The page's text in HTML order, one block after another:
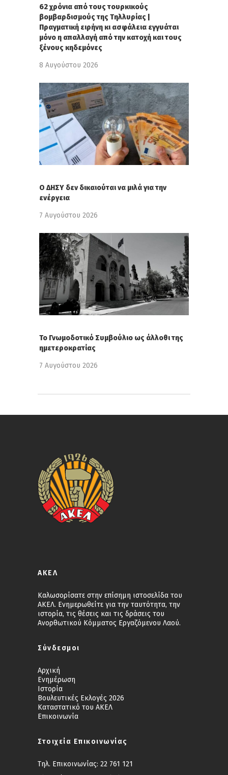
62 χρόνια από τους τουρκικούς
βομβαρδισμούς της Τηλλυρίας |
Πραγματική ειρήνη κι ασφάλεια εγγυάται
μόνο η απαλλαγή από την κατοχή και τους
ξένους κηδεμόνες
8 Αυγούστου 2026
Ο ΔΗΣΥ δεν δικαιούται να μιλά για την
ενέργεια
7 Αυγούστου 2026
Το Γνωμοδοτικό Συμβούλιο ως άλλοθι της
ημετεροκρατίας
7 Αυγούστου 2026
ΑΚΕΛ
Καλωσορίσατε στην επίσημη ιστοσελίδα του
ΑΚΕΛ. Ενημερωθείτε για την ταυτότητα, την
ιστορία, τις θέσεις και τις δράσεις του
Ανορθωτικού Κόμματος Εργαζόμενου Λαού.
Σύνδεσμοι
Αρχική
Ενημέρωση
Ιστορία
Βουλευτικές Εκλογές 2026
Καταστατικό του ΑΚΕΛ
Επικοινωνία
Στοιχεία Επικοινωνίας
Τηλ. Επικοινωνίας: 22 761 121